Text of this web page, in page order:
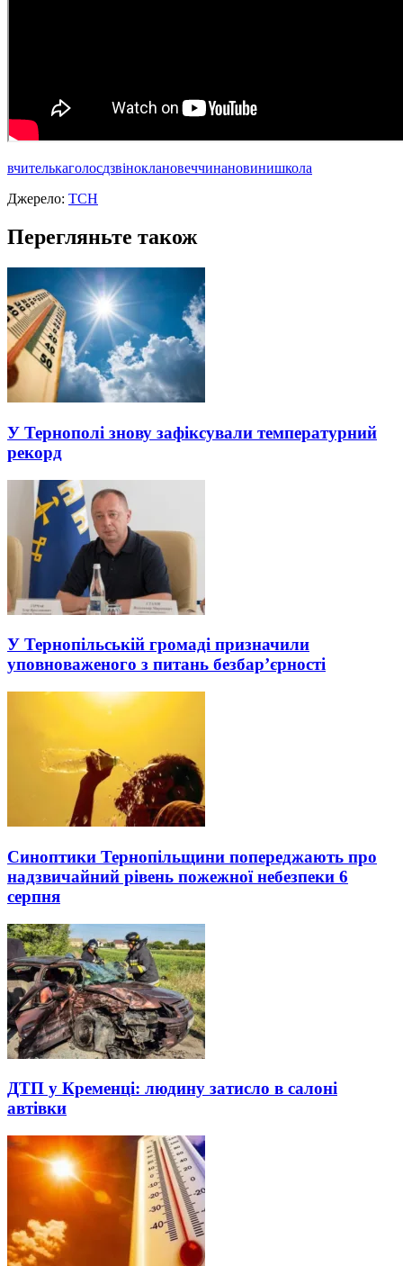
вчителькаголосдзвіноклановеччинановинишкола
Джерело: ТСН
Перегляньте також
У Тернополі знову зафіксували температурний
рекорд
У Тернопільській громаді призначили
уповноваженого з питань безбар’єрності
Синоптики Тернопільщини попереджають про
надзвичайний рівень пожежної небезпеки 6
серпня
ДТП у Кременці: людину затисло в салоні
автівки